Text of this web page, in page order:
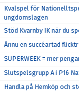
Kvalspel för
ungdomslagen
Stöd Kvarnby IK när du
Ännu en succéartad
SUPERWEEK = mer
Slutspelsgrupp A i P16
Handla på Hemköp och